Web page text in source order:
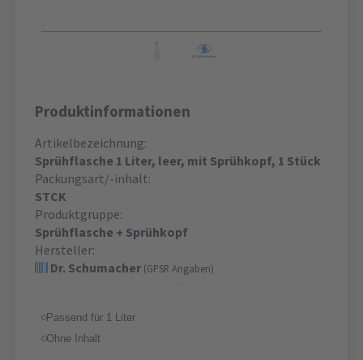
Produktinformationen
Artikelbezeichnung:
Sprühflasche 1 Liter, leer, mit Sprühkopf, 1 Stück
Packungsart/-inhalt:
STCK
Produktgruppe:
Sprühflasche + Sprühkopf
Hersteller:
Dr. Schumacher (GPSR Angaben)
Passend für 1 Liter
Ohne Inhalt